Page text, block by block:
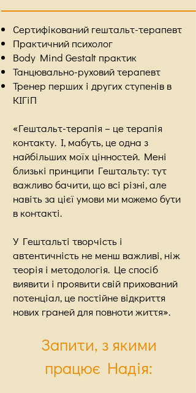
Сертифікований гештальт-терапевт
Практичний психолог
Body Mind Gestalt практик
Танцювально-руховий терапевт
Тренер перших і других ступенів в
КІГіП
«Гештальт-терапія – це терапія
контакту. І, мабуть, це одна з
найбільших моїх цінностей. Мені
близькі принципи Гештальту: тут
важливо бачити, що всі різні, але
навіть за цієї умови ми можемо бути
в контакті.
У Гештальті творчість і
автентичність не менш важливі, ніж
теорія і методологія. Це спосіб
виявити і проявити свій прихований
потенціал, це постійне відкриття
нових граней для повноти життя».
Запити, з якими
працює Надія: